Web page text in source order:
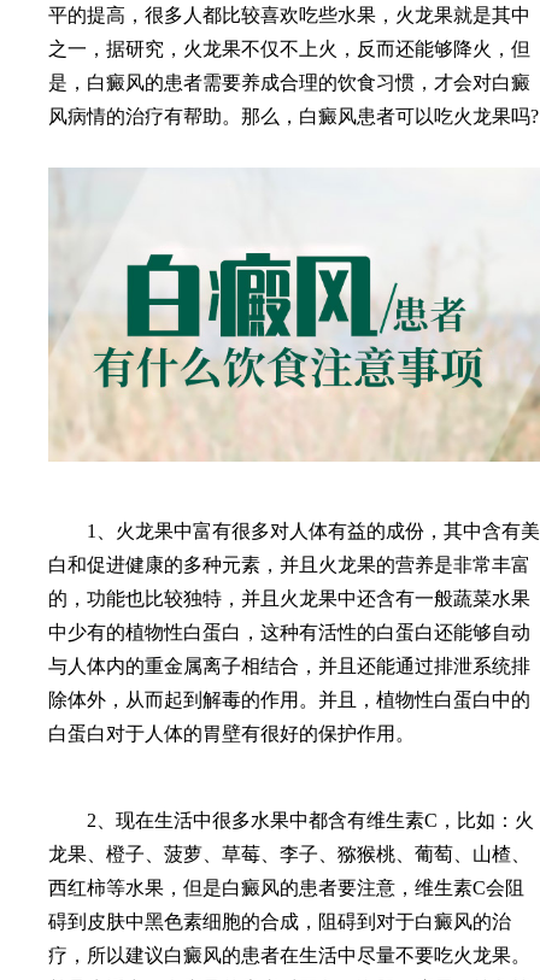
平的提高，很多人都比较喜欢吃些水果，火龙果就是其中
之一，据研究，火龙果不仅不上火，反而还能够降火，但
是，白癜风的患者需要养成合理的饮食习惯，才会对白癜
风病情的治疗有帮助。那么，白癜风患者可以吃火龙果吗?
1、火龙果中富有很多对人体有益的成份，其中含有美
白和促进健康的多种元素，并且火龙果的营养是非常丰富
的，功能也比较独特，并且火龙果中还含有一般蔬菜水果
中少有的植物性白蛋白，这种有活性的白蛋白还能够自动
与人体内的重金属离子相结合，并且还能通过排泄系统排
除体外，从而起到解毒的作用。并且，植物性白蛋白中的
白蛋白对于人体的胃壁有很好的保护作用。
2、现在生活中很多水果中都含有维生素C，比如：火
龙果、橙子、菠萝、草莓、李子、猕猴桃、葡萄、山楂、
西红柿等水果，但是白癜风的患者要注意，维生素C会阻
碍到皮肤中黑色素细胞的合成，阻碍到对于白癜风的治
疗，所以建议白癜风的患者在生活中尽量不要吃火龙果。